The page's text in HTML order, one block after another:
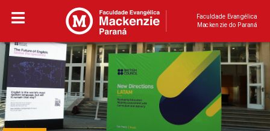
Faculdade Evangélica
Mackenzie do Paraná